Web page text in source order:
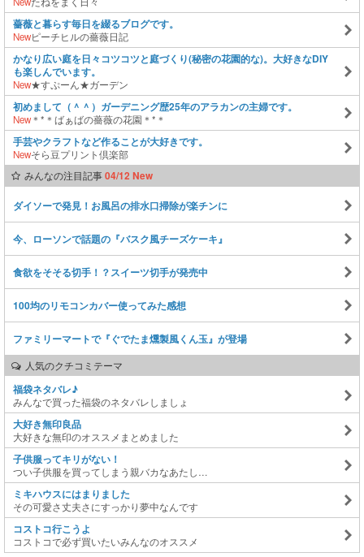
薔薇と暮らす毎日を綴るブログです。
Newピーチヒルの薔薇日記
かなり広い庭を日々コツコツと庭づくり(秘密の花園的な)。大好きなDIY
も楽しんでいます。
New★すぷーん★ガーデン
初めまして（＾＾）ガーデニング歴25年のアラカンの主婦です。
New＊*＊ばぁばの薔薇の花園＊*＊
手芸やクラフトなど作ることが大好きです。
Newそら豆プリント倶楽部
みんなの注目記事04/12 New
ダイソーで発見！お風呂の排水口掃除が楽チンに
今、ローソンで話題の『バスク風チーズケーキ』
食欲をそそる切手！？スイーツ切手が発売中
100均のリモコンカバー使ってみた感想
ファミリーマートで『ぐでたま燻製風くん玉』が登場
人気のクチコミテーマ
福袋ネタバレ♪
みんなで買った福袋のネタバレしましょ
大好き無印良品
大好きな無印のオススメまとめました
子供服ってキリがない！
つい子供服を買ってしまう親バカなあたし…
ミキハウスにはまりました
その可愛さ丈夫さにすっかり夢中なんです
コストコ行こうよ
コストコで必ず買いたいみんなのオススメ